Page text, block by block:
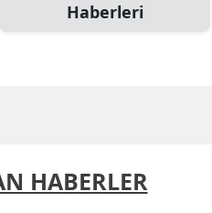
Haberleri
HABERLER